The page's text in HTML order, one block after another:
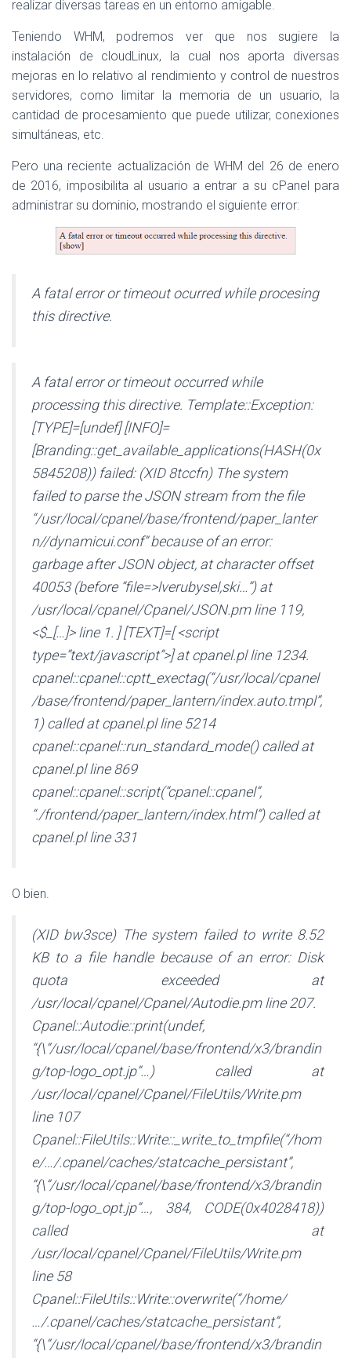
realizar diversas tareas en un entorno amigable.
Teniendo WHM, podremos ver que nos sugiere la
instalación de cloudLinux, la cual nos aporta diversas
mejoras en lo relativo al rendimiento y control de nuestros
servidores, como limitar la memoria de un usuario, la
cantidad de procesamiento que puede utilizar, conexiones
simultáneas, etc.
Pero una reciente actualización de WHM del 26 de enero
de 2016, imposibilita al usuario a entrar a su cPanel para
administrar su dominio, mostrando el siguiente error:
A fatal error or timeout ocurred while procesing
this directive.
A fatal error or timeout occurred while
processing this directive. Template::Exception:
[TYPE]=[undef] [INFO]=
[Branding::get_available_applications(HASH(0x
5845208)) failed: (XID 8tccfn) The system
failed to parse the JSON stream from the file
“/usr/local/cpanel/base/frontend/paper_lanter
n//dynamicui.conf” because of an error:
garbage after JSON object, at character offset
40053 (before “file=>lverubysel,ski…”) at
/usr/local/cpanel/Cpanel/JSON.pm line 119,
<$_[…]> line 1. ] [TEXT]=[ <script
type=”text/javascript”>] at cpanel.pl line 1234.
cpanel::cpanel::cptt_exectag(“/usr/local/cpanel
/base/frontend/paper_lantern/index.auto.tmpl”,
1) called at cpanel.pl line 5214
cpanel::cpanel::run_standard_mode() called at
cpanel.pl line 869
cpanel::cpanel::script(“cpanel::cpanel”,
“./frontend/paper_lantern/index.html”) called at
cpanel.pl line 331
O bien.
(XID bw3sce) The system failed to write 8.52
KB to a file handle because of an error: Disk
quota exceeded at
/usr/local/cpanel/Cpanel/Autodie.pm line 207.
Cpanel::Autodie::print(undef,
“{\”/usr/local/cpanel/base/frontend/x3/brandin
g/top-logo_opt.jp”…) called at
/usr/local/cpanel/Cpanel/FileUtils/Write.pm
line 107
Cpanel::FileUtils::Write::_write_to_tmpfile(“/hom
e/…/.cpanel/caches/statcache_persistant”,
“{\”/usr/local/cpanel/base/frontend/x3/brandin
g/top-logo_opt.jp”…, 384, CODE(0x4028418))
called at
/usr/local/cpanel/Cpanel/FileUtils/Write.pm
line 58
Cpanel::FileUtils::Write::overwrite(“/home/
…/.cpanel/caches/statcache_persistant”,
“{\”/usr/local/cpanel/base/frontend/x3/brandin